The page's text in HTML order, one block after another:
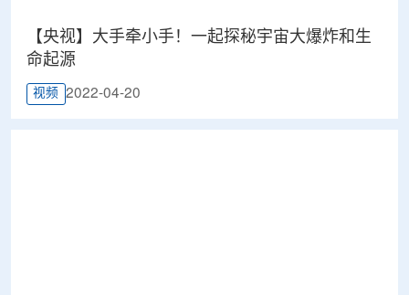
【央视】大手牵小手！一起探秘宇宙大爆炸和生
命起源
视频 2022-04-20